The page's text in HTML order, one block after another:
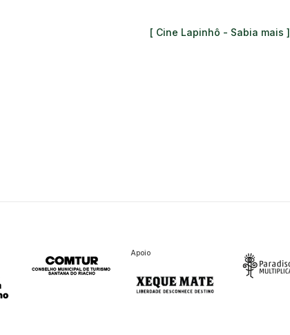
[ Cine Lapinhô - Sabia mais ]
Apoio